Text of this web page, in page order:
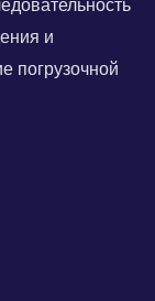
и
погрузочной